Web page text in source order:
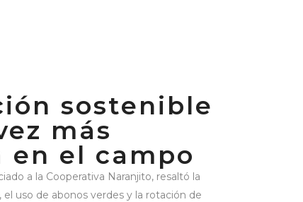
sostenible
más
el campo
a la Cooperativa Naranjito, resaltó la
uso de abonos verdes y la rotación de